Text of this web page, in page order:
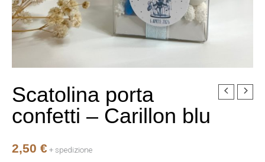
Scatolina porta
confetti – Carillon blu
2,50 €+ spedizione
Scatolina
porta
confetti
Carillon